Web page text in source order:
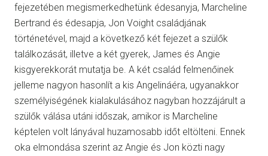
fejezetében megismerkedhetünk édesanyja, Marcheline
Bertrand és édesapja, Jon Voight családjának
történetével, majd a következő két fejezet a szülők
találkozását, illetve a két gyerek, James és Angie
kisgyerekkorát mutatja be. A két család felmenőinek
jelleme nagyon hasonlít a kis Angelináéra, ugyanakkor
személyiségének kialakulásához nagyban hozzájárult a
szülők válása utáni időszak, amikor is Marcheline
képtelen volt lányával huzamosabb időt eltölteni. Ennek
oka elmondása szerint az Angie és Jon közti nagy